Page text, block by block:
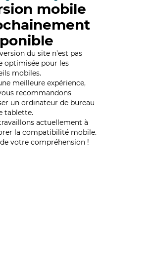
mobile
du site n’est pas
optimisée pour les
mobiles.
meilleure expérience,
recommandons
un ordinateur de bureau
tablette.
actuellement à
la compatibilité mobile.
votre compréhension !